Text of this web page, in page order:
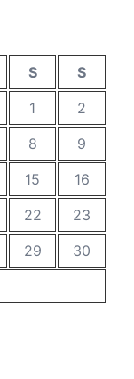
S
S
1
2
8
9
15
16
22
23
29
30